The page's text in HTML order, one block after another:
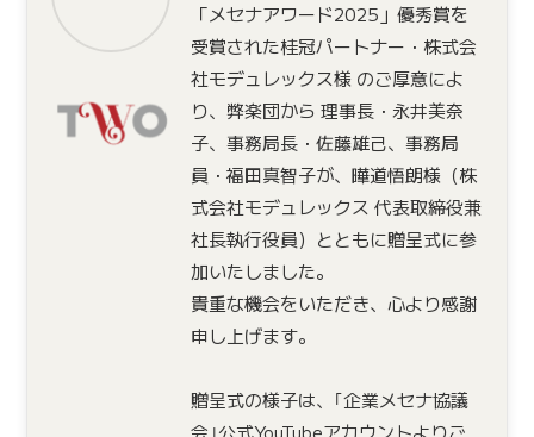
「メセナアワード2025」優秀賞を
受賞された桂冠パートナー・株式会
社モデュレックス様 のご厚意によ
り、弊楽団から 理事長・永井美奈
子、事務局長・佐藤雄己、事務局
員・福田真智子が、曄道悟朗様（株
式会社モデュレックス 代表取締役兼
社長執行役員）とともに贈呈式に参
加いたしました。
⁡貴重な機会をいただき、心より感謝
申し上げます。
贈呈式の様子は、｢企業メセナ協議
会｣公式YouTubeアカウントよりご